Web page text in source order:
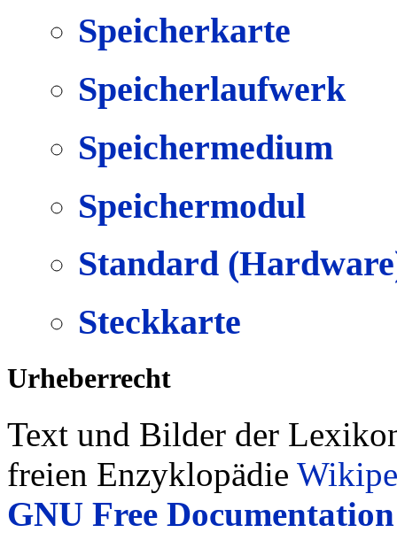
Speicherkarte
Speicherlaufwerk
Speichermedium
Speichermodul
Standard
Steckkarte
Urheberrecht
Text und Bilder der
freien Enzyklopädie
GNU Free